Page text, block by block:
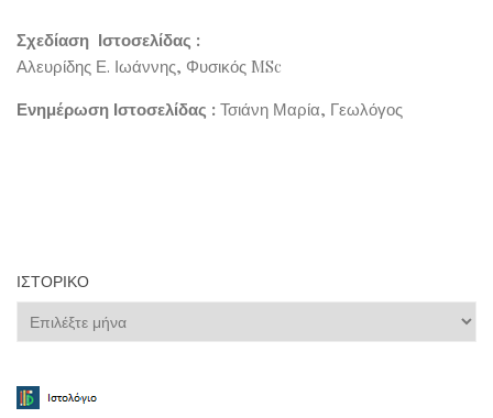
Σχεδίαση Ιστοσελίδας :
Αλευρίδης Ε. Ιωάννης, Φυσικός MSc
Ενημέρωση Ιστοσελίδας : Τσιάνη Μαρία, Γεωλόγος
ΙΣΤΟΡΙΚΌ
Ιστορικό